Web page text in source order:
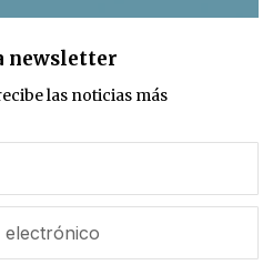
newsletter
las noticias más